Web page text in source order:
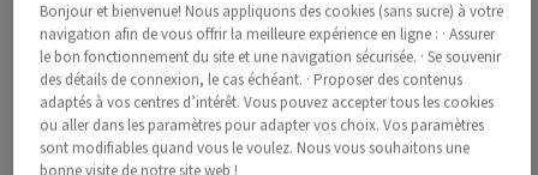
Image, Impact, superblanc, sans bois ECF, 100g/m2, 460mm x 640mm,
BE, Paquet de 500 feuilles, FSC Mix Credit
Information additionnelle
Recommander ce produit
Prix catalogue TVA incl.
CHF 397.48 33.97% Rabais
Bonjour et bienvenue! Nous appliquons des cookies (sans sucre) à votre
navigation afin de vous offrir la meilleure expérience en ligne : · Assurer
le bon fonctionnement du site et une navigation sécurisée. · Se souvenir
des détails de connexion, le cas échéant. · Proposer des contenus
adaptés à vos centres d’intérêt. Vous pouvez accepter tous les cookies
ou aller dans les paramètres pour adapter vos choix. Vos paramètres
sont modifiables quand vous le voulez. Nous vous souhaitons une
bonne visite de notre site web !